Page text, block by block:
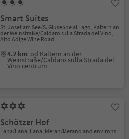
Smart Suites
St. Josef am See/S. Giuseppe al Lago, Kaltern an
der Weinstraße/Caldaro sulla Strada del Vino,
Alto Adige Wine Road
4.2 km od Kaltern an der
Weinstraße/Caldaro sulla Strada del
Vino centrum
Schötzer Hof
Lana/Lana, Lana, Meran/Merano and environs